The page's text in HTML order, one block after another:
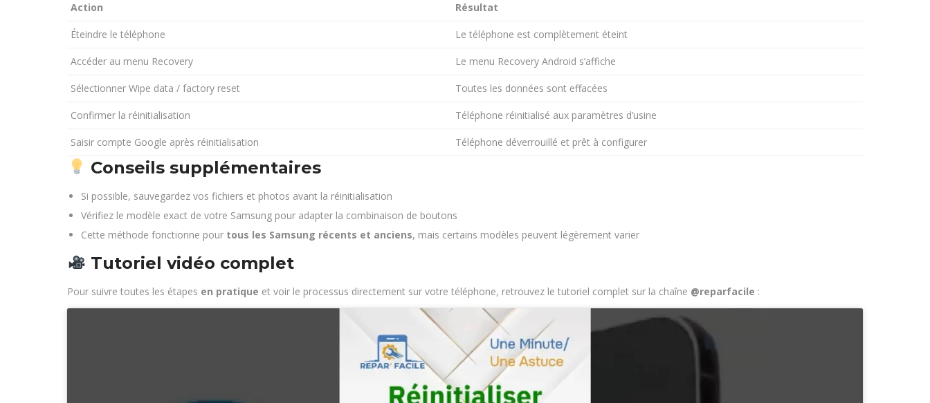
Action Résultat
Éteindre le téléphone Le téléphone est complètement éteint
Accéder au menu Recovery Le menu Recovery Android s’affiche
Sélectionner Wipe data / factory reset Toutes les données sont effacées
Confirmer la réinitialisation Téléphone réinitialisé aux paramètres d’usine
Saisir compte Google après réinitialisation Téléphone déverrouillé et prêt à configurer
Conseils supplémentaires
Si possible, sauvegardez vos fichiers et photos avant la réinitialisation
Vérifiez le modèle exact de votre Samsung pour adapter la combinaison de boutons
Cette méthode fonctionne pour tous les Samsung récents et anciens, mais certains modèles peuvent légèrement varier
Tutoriel vidéo complet
Pour suivre toutes les étapes en pratique et voir le processus directement sur votre téléphone, retrouvez le tutoriel complet sur la chaîne @reparfacile :